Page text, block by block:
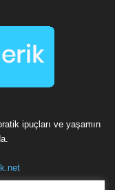
ipuçları ve yaşamın